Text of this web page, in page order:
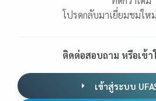
โปรดกลับมาเยี่ยมชมให
ติดต่อสอบถาม หรือเข้า
เข้าสู่ระบบ